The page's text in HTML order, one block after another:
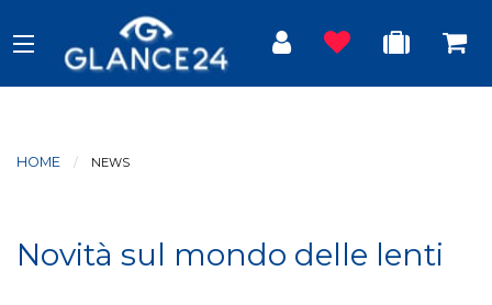
HOME CURRENT:
NEWS
Novità sul mondo delle lenti